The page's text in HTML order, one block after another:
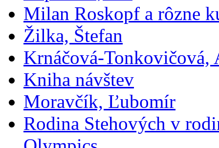
Milan Roskopf a rôzne
Žilka, Štefan
Krnáčová-Tonkovičová,
Kniha návštev
Moravčík, Ľubomír
Rodina Stehových v